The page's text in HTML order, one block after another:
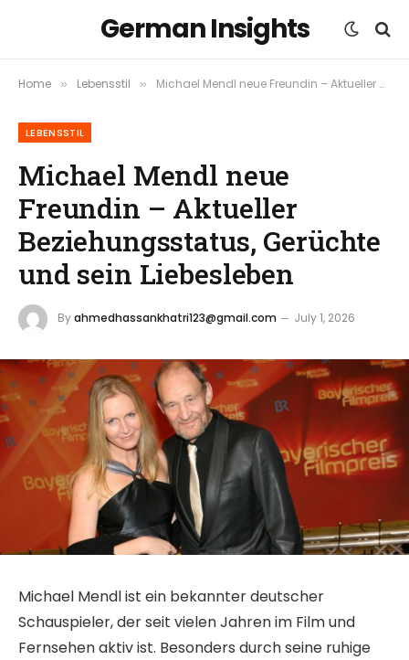
German Insights
Home » Lebensstil » Michael Mendl neue Freundin – Aktueller Beziehungsstatus, Gerüchte und sein Liebesleben
LEBENSSTIL
Michael Mendl neue
Freundin – Aktueller
Beziehungsstatus, Gerüchte
und sein Liebesleben
Byahmedhassankhatri123@gmail.com July 1, 2026
Michael Mendl ist ein bekannter deutscher
Schauspieler, der seit vielen Jahren im Film und
Fernsehen aktiv ist. Besonders durch seine ruhige